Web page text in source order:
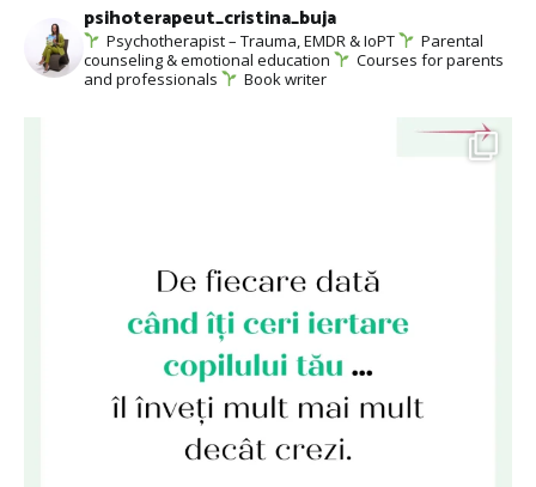
psihoterapeut_cristina_buja
Psychotherapist – Trauma, EMDR & IoPT
Parental
counseling & emotional education
Courses for parents
and professionals
Book writer